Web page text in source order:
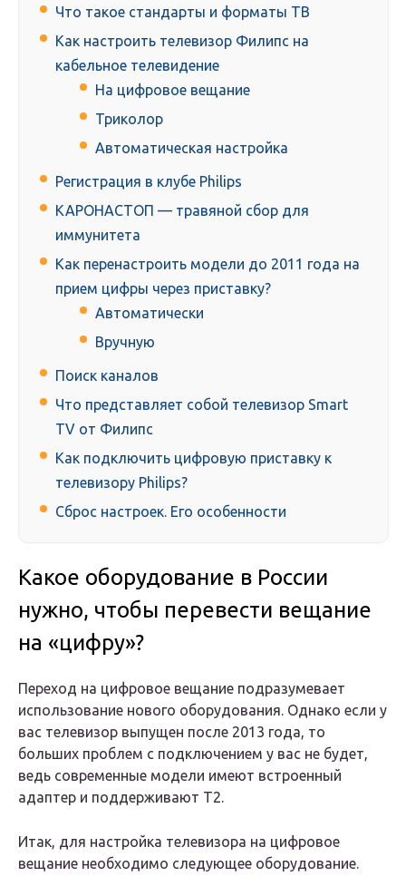
Что такое стандарты и форматы ТВ
Как настроить телевизор Филипс на
кабельное телевидение
На цифровое вещание
Триколор
Автоматическая настройка
Регистрация в клубе Philips
КАРОНАСТОП — травяной сбор для
иммунитета
Как перенастроить модели до 2011 года на
прием цифры через приставку?
Автоматически
Вручную
Поиск каналов
Что представляет собой телевизор Smart
TV от Филипс
Как подключить цифровую приставку к
телевизору Philips?
Сброс настроек. Его особенности
Какое оборудование в России
нужно, чтобы перевести вещание
на «цифру»?
Переход на цифровое вещание подразумевает
использование нового оборудования. Однако если у
вас телевизор выпущен после 2013 года, то
больших проблем с подключением у вас не будет,
ведь современные модели имеют встроенный
адаптер и поддерживают Т2.
Итак, для настройка телевизора на цифровое
вещание необходимо следующее оборудование.